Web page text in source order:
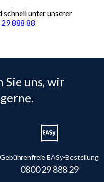
schnell unter unserer
888 88
uns, wir
Gebührenfreie EASy-Bestellung
0800 29 888 29